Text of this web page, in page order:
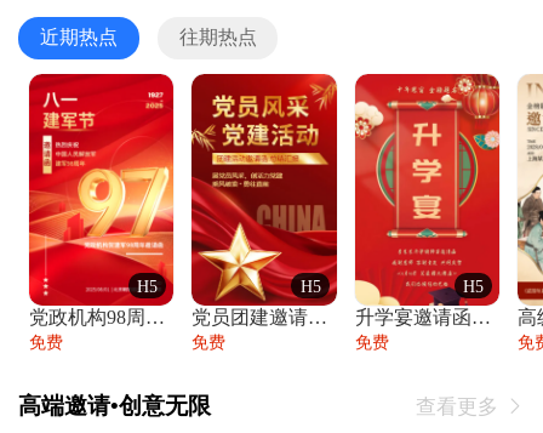
近期热点 往期热点
H5
党政机构98周年八一建军节庆祝晚会活动邀
免费
H5
党员团建邀请函党建活动风采党会工作汇报总
免费
H5
升学宴邀请函喜报金榜题名高端谢师宴邀请函
免费 免
高端邀请•创意无限 查看更多 